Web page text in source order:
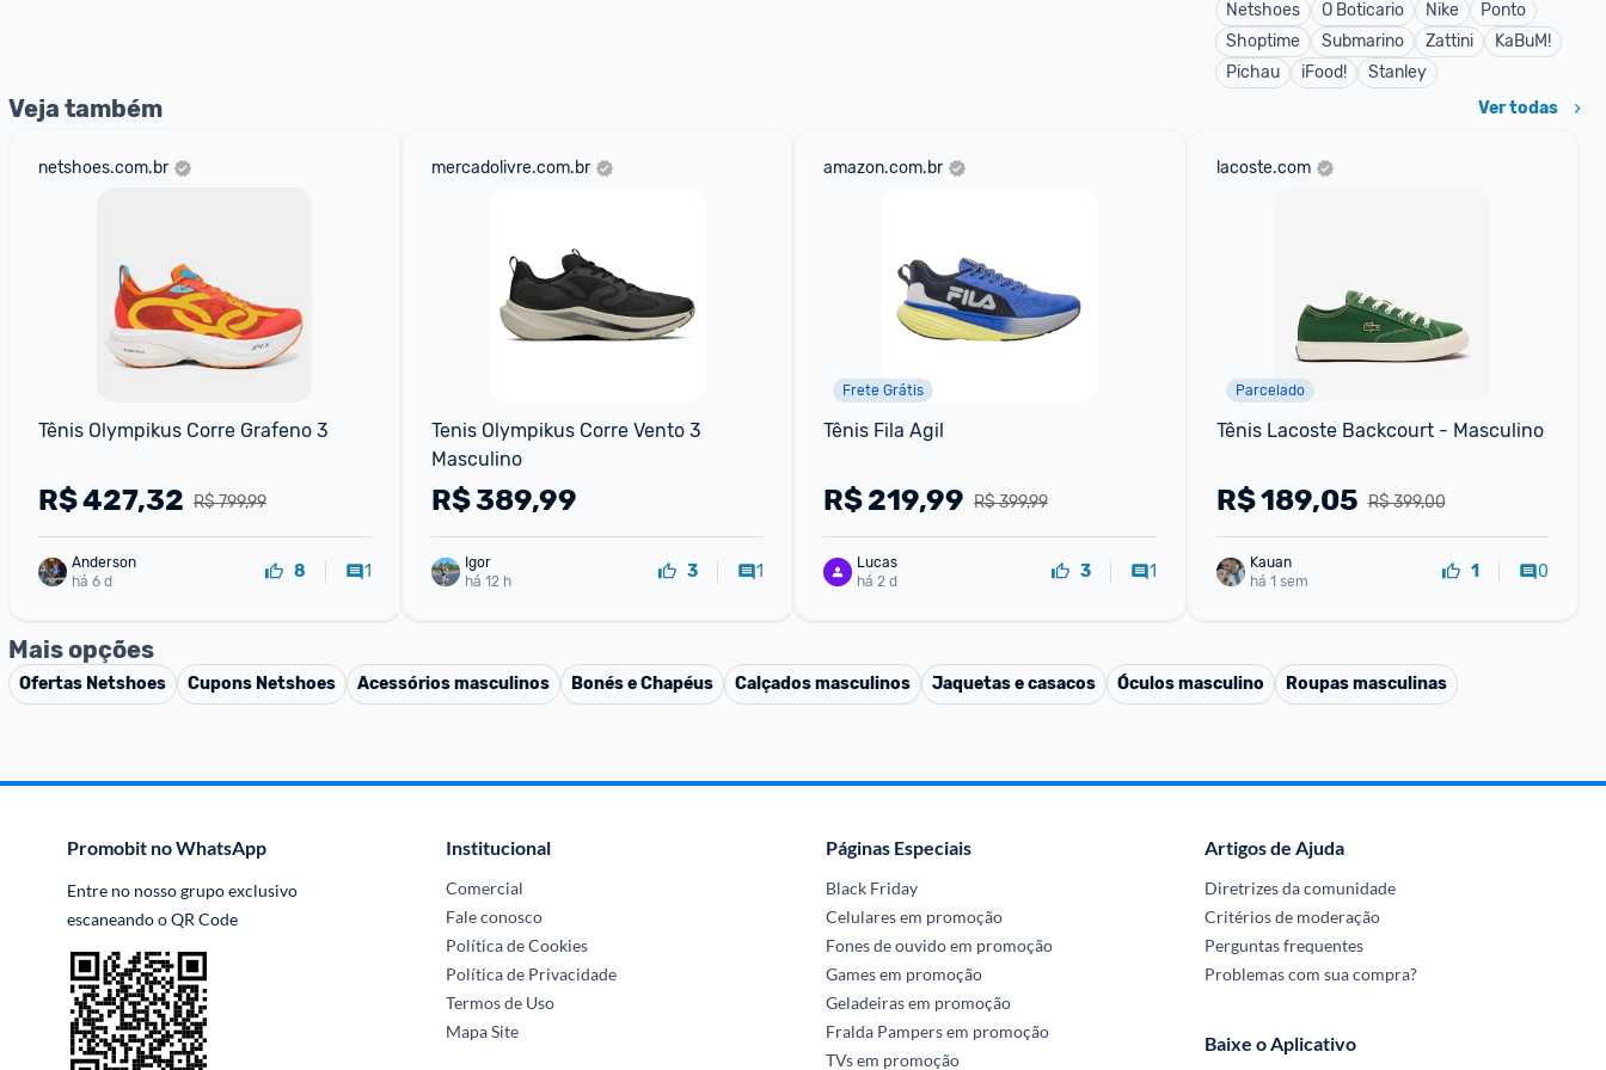
Netshoes
O Boticario Nike
Ponto
Shoptime
Submarino Zattini
KaBuM!
Pichau
iFood! Stanley
Veja também Ver todas
netshoes.com.br
Tênis Olympikus Corre Grafeno 3
R$ 799,99
R$427,32
Anderson
há 6 d
8 1
mercadolivre.com.br
Tenis Olympikus Corre Vento 3
Masculino
R$389,99
Igor
há 12 h
3 1
amazon.com.br
Frete Grátis
Tênis Fila Agil
R$ 399,99
R$219,99
Lucas
há 2 d
3 1
lacoste.com
Parcelado
Tênis Lacoste Backcourt - Masculino
R$ 399,00
R$189,05
Kauan
há 1 sem
1 0
Mais opções
Ofertas Netshoes Cupons Netshoes Acessórios masculinos Bonés e Chapéus Calçados masculinos Jaquetas e casacos Óculos masculino Roupas masculinas
Promobit no WhatsApp
Entre no nosso grupo exclusivo
escaneando o QR Code
Institucional
Comercial
Fale conosco
Política de Cookies
Política de Privacidade
Termos de Uso
Mapa Site
Páginas Especiais
Black Friday
Celulares em promoção
Fones de ouvido em promoção
Games em promoção
Geladeiras em promoção
Fralda Pampers em promoção
TVs em promoção
Artigos de Ajuda
Diretrizes da comunidade
Critérios de moderação
Perguntas frequentes
Problemas com sua compra?
Baixe o Aplicativo